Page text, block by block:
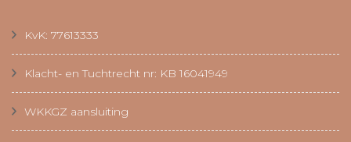
KvK: 77613333
Klacht- en Tuchtrecht nr: KB 16041949
WKKGZ aansluiting